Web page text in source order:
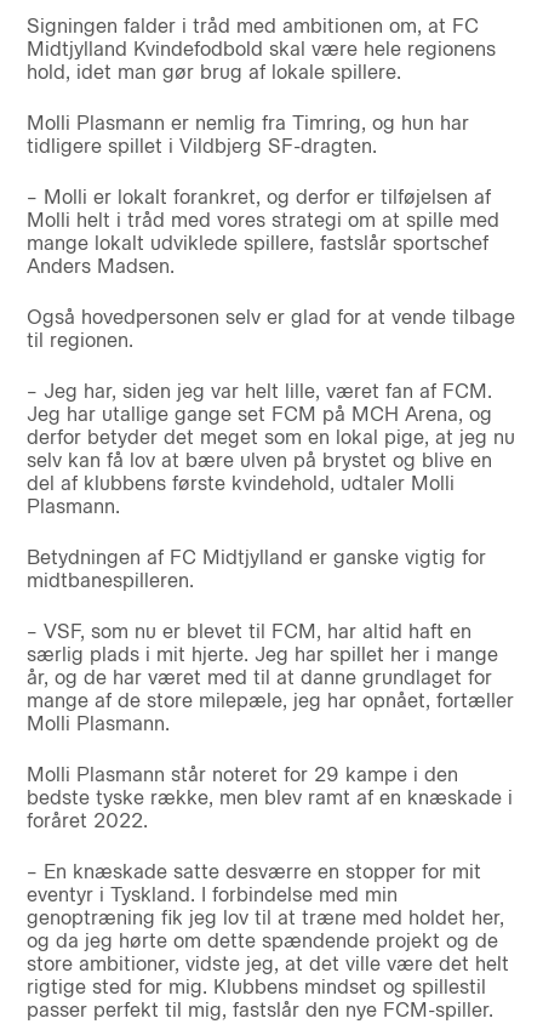
Signingen falder i tråd med ambitionen om, at FC
Midtjylland Kvindefodbold skal være hele regionens
hold, idet man gør brug af lokale spillere.
Molli Plasmann er nemlig fra Timring, og hun har
tidligere spillet i Vildbjerg SF-dragten.
– Molli er lokalt forankret, og derfor er tilføjelsen af
Molli helt i tråd med vores strategi om at spille med
mange lokalt udviklede spillere, fastslår sportschef
Anders Madsen.
Også hovedpersonen selv er glad for at vende tilbage
til regionen.
– Jeg har, siden jeg var helt lille, været fan af FCM.
Jeg har utallige gange set FCM på MCH Arena, og
derfor betyder det meget som en lokal pige, at jeg nu
selv kan få lov at bære ulven på brystet og blive en
del af klubbens første kvindehold, udtaler Molli
Plasmann.
Betydningen af FC Midtjylland er ganske vigtig for
midtbanespilleren.
– VSF, som nu er blevet til FCM, har altid haft en
særlig plads i mit hjerte. Jeg har spillet her i mange
år, og de har været med til at danne grundlaget for
mange af de store milepæle, jeg har opnået, fortæller
Molli Plasmann.
Molli Plasmann står noteret for 29 kampe i den
bedste tyske række, men blev ramt af en knæskade i
foråret 2022.
– En knæskade satte desværre en stopper for mit
eventyr i Tyskland. I forbindelse med min
genoptræning fik jeg lov til at træne med holdet her,
og da jeg hørte om dette spændende projekt og de
store ambitioner, vidste jeg, at det ville være det helt
rigtige sted for mig. Klubbens mindset og spillestil
passer perfekt til mig, fastslår den nye FCM-spiller.